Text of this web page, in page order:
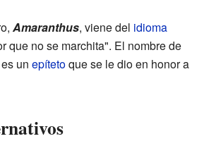
Amaranthus, viene del idioma
que no se marchita". El nombre de
un epítetoque se le dio en honor a